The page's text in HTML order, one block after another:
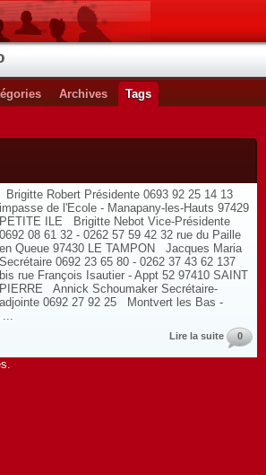
Archives Tags
Brigitte Robert Présidente 0693 92 25 14 13
impasse de l'Ecole - Manapany-les-Hauts 97429
PETITE ILE Brigitte Nebot Vice-Présidente
0692 08 61 32 - 0262 57 59 42 32 rue du Paille
en Queue 97430 LE TAMPON Jacques Maria
Secrétaire 0692 23 65 80 - 0262 37 43 62 137
bis rue François Isautier - Appt 52 97410 SAINT
PIERRE Annick Schoumaker Secrétaire-
adjointe 0692 27 92 25 Montvert les Bas -
...
Lire la suite 0